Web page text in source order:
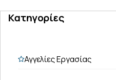
Κατηγορίες
Αγγελίες Εργασίας